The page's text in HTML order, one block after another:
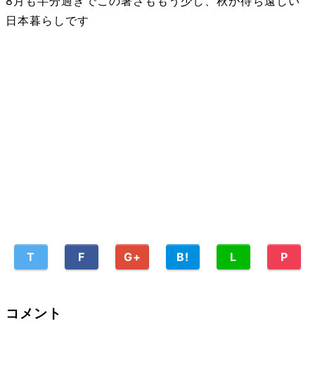
日本暮らしです
T F G+ B! L P
コメント